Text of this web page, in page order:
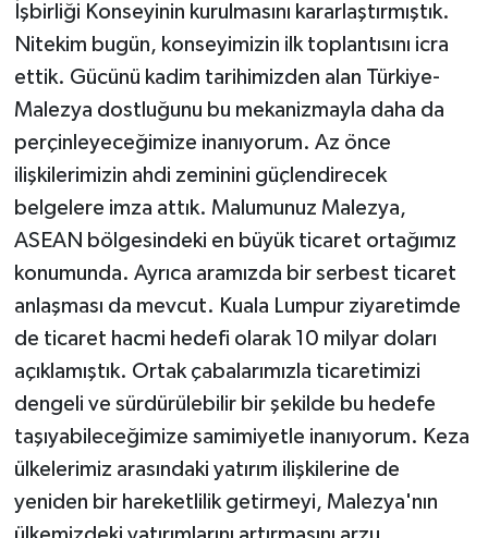
İşbirliği Konseyinin kurulmasını kararlaştırmıştık.
Nitekim bugün, konseyimizin ilk toplantısını icra
ettik. Gücünü kadim tarihimizden alan Türkiye-
Malezya dostluğunu bu mekanizmayla daha da
perçinleyeceğimize inanıyorum. Az önce
ilişkilerimizin ahdi zeminini güçlendirecek
belgelere imza attık. Malumunuz Malezya,
ASEAN bölgesindeki en büyük ticaret ortağımız
konumunda. Ayrıca aramızda bir serbest ticaret
anlaşması da mevcut. Kuala Lumpur ziyaretimde
de ticaret hacmi hedefi olarak 10 milyar doları
açıklamıştık. Ortak çabalarımızla ticaretimizi
dengeli ve sürdürülebilir bir şekilde bu hedefe
taşıyabileceğimize samimiyetle inanıyorum. Keza
ülkelerimiz arasındaki yatırım ilişkilerine de
yeniden bir hareketlilik getirmeyi, Malezya'nın